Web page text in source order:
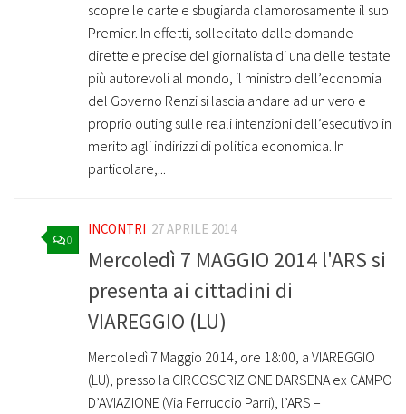
scopre le carte e sbugiarda clamorosamente il suo
Premier. In effetti, sollecitato dalle domande
dirette e precise del giornalista di una delle testate
più autorevoli al mondo, il ministro dell’economia
del Governo Renzi si lascia andare ad un vero e
proprio outing sulle reali intenzioni dell’esecutivo in
merito agli indirizzi di politica economica. In
particolare,...
0
INCONTRI 27 APRILE 2014
Mercoledì 7 MAGGIO 2014 l'ARS si
presenta ai cittadini di
VIAREGGIO (LU)
Mercoledì 7 Maggio 2014, ore 18:00, a VIAREGGIO
(LU), presso la CIRCOSCRIZIONE DARSENA ex CAMPO
D’AVIAZIONE (Via Ferruccio Parri), l’ARS –